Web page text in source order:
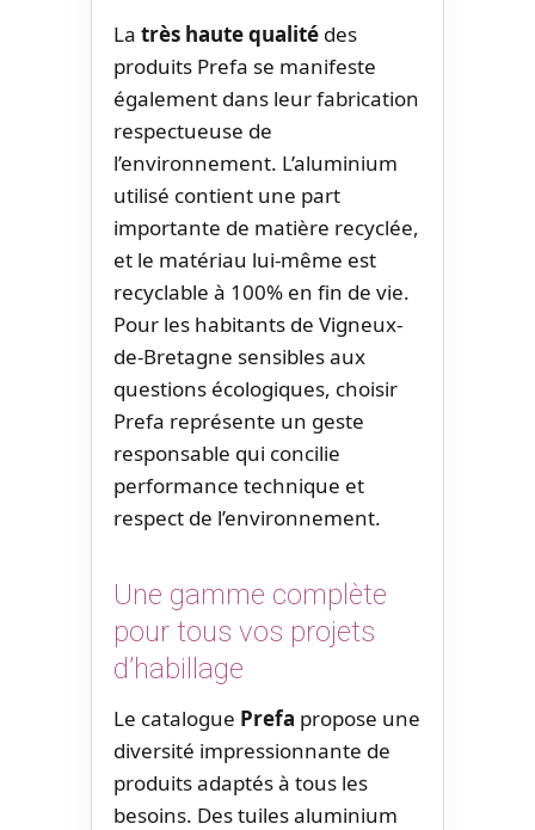
La très haute qualité des
produits Prefa se manifeste
également dans leur fabrication
respectueuse de
l’environnement. L’aluminium
utilisé contient une part
importante de matière recyclée,
et le matériau lui-même est
recyclable à 100% en fin de vie.
Pour les habitants de Vigneux-
de-Bretagne sensibles aux
questions écologiques, choisir
Prefa représente un geste
responsable qui concilie
performance technique et
respect de l’environnement.
Une gamme complète
pour tous vos projets
d’habillage
Le catalogue Prefa propose une
diversité impressionnante de
produits adaptés à tous les
besoins. Des tuiles aluminium